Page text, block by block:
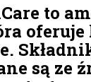
to
są ze